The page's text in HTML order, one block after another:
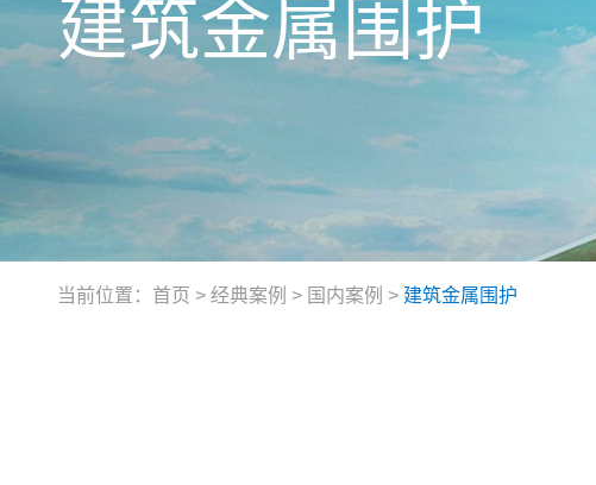
建筑金属围护
当前位置： 首页 > 经典案例 > 国内案例 > 建筑金属围护